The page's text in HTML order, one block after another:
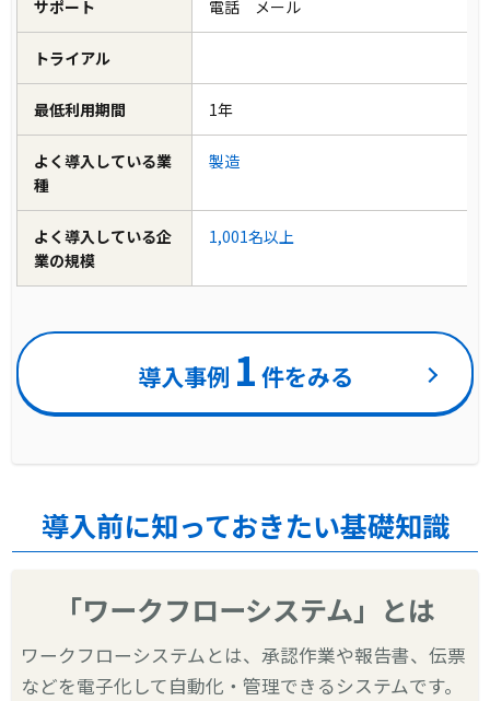
サポート 電話 メール
トライアル
最低利用期間 1年
よく導入している業
種
製造
よく導入している企
業の規模
1,001名以上
導入事例 1 件をみる
導入前に知っておきたい基礎知識
「ワークフローシステム」とは
ワークフローシステムとは、承認作業や報告書、伝票
などを電子化して自動化・管理できるシステムです。